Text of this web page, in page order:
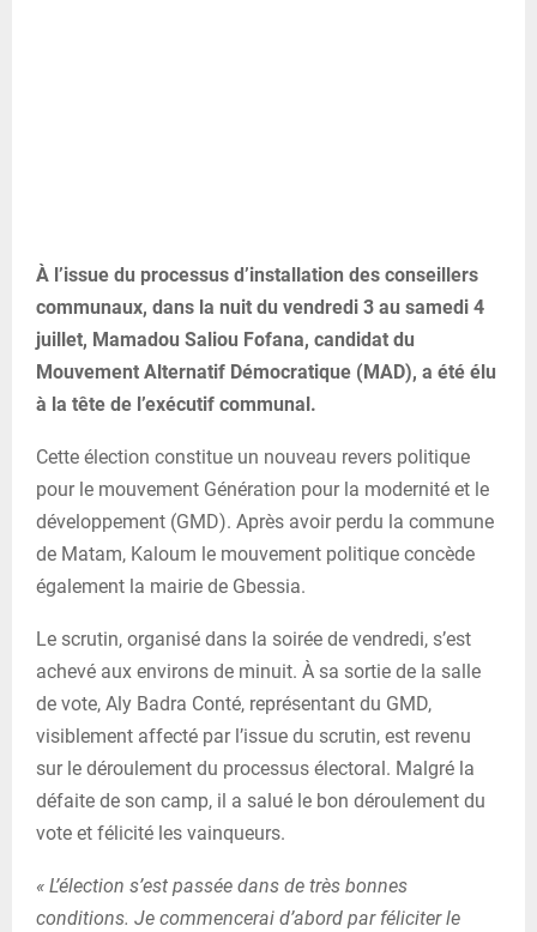
À l’issue du processus d’installation des conseillers
communaux, dans la nuit du vendredi 3 au samedi 4
juillet, Mamadou Saliou Fofana, candidat du
Mouvement Alternatif Démocratique (MAD), a été élu
à la tête de l’exécutif communal.
Cette élection constitue un nouveau revers politique
pour le mouvement Génération pour la modernité et le
développement (GMD). Après avoir perdu la commune
de Matam, Kaloum le mouvement politique concède
également la mairie de Gbessia.
Le scrutin, organisé dans la soirée de vendredi, s’est
achevé aux environs de minuit. À sa sortie de la salle
de vote, Aly Badra Conté, représentant du GMD,
visiblement affecté par l’issue du scrutin, est revenu
sur le déroulement du processus électoral. Malgré la
défaite de son camp, il a salué le bon déroulement du
vote et félicité les vainqueurs.
« L’élection s’est passée dans de très bonnes
conditions. Je commencerai d’abord par féliciter le